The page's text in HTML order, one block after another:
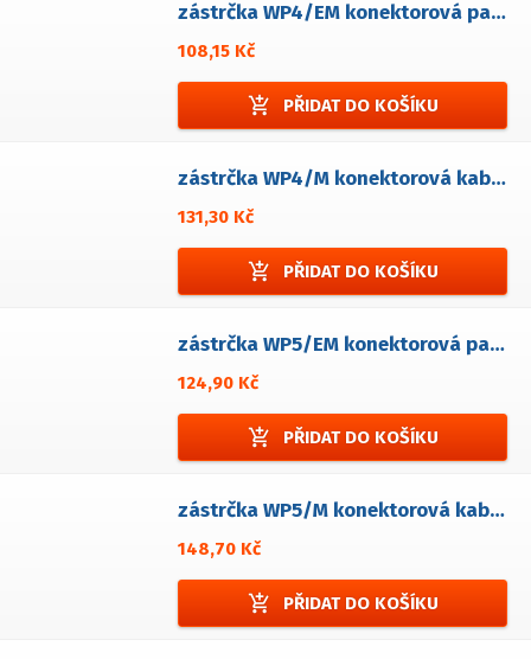
zástrčka WP4/EM konektorová panelová
108,15 Kč
add_shopping_cart PŘIDAT DO KOŠÍKU
zástrčka WP4/M konektorová kabelová
131,30 Kč
add_shopping_cart PŘIDAT DO KOŠÍKU
zástrčka WP5/EM konektorová panelová
124,90 Kč
add_shopping_cart PŘIDAT DO KOŠÍKU
zástrčka WP5/M konektorová kabelová
148,70 Kč
add_shopping_cart PŘIDAT DO KOŠÍKU